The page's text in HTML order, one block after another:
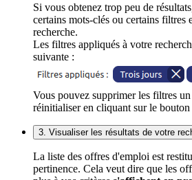
Si vous obtenez trop peu de
certains mots-clés ou certains filtres
recherche.
Les filtres appliqués à votre
suivante :
Vous pouvez supprimer les filtres
réinitialiser en cliquant sur le
3. Visualiser les résultats de votre
La liste des offres d'emploi est
pertinence. Cela veut dire que les